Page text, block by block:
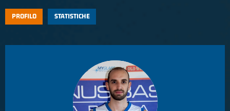
PROFILO STATISTICHE